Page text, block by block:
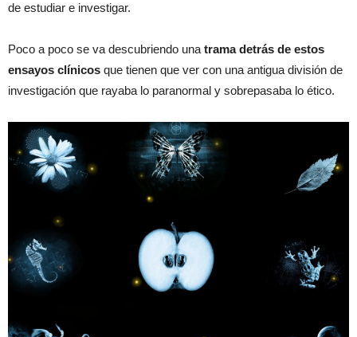
de estudiar e investigar.
Poco a poco se va descubriendo una trama detrás de estos
ensayos clínicos que tienen que ver con una antigua división de
investigación que rayaba lo paranormal y sobrepasaba lo ético.